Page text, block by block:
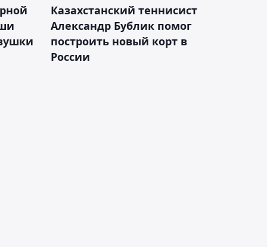
Казахстанский теннисист
Александр Бублик помог
построить новый корт в
России